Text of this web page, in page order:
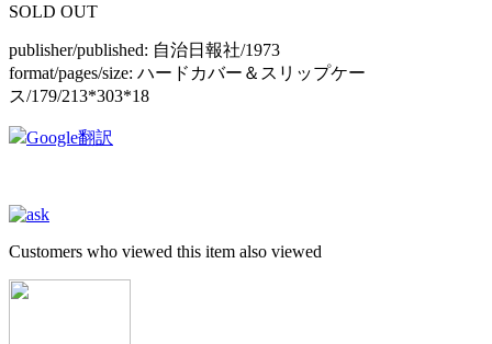
SOLD OUT
publisher/published: 自治日報社/1973
format/pages/size: ハードカバー＆スリップケー
ス/179/213*303*18
Google翻訳
Customers who viewed this item also viewed